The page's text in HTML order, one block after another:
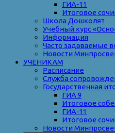
ГИА-11
Итоговое
Школа Дошколят
Учебный курс
Информация
Часто задаваемые
Новости
УЧЕНИКАМ
Расписание
Служба
Государственная
ГИА 9
Итоговое
ГИА-11
Итоговое
Новости